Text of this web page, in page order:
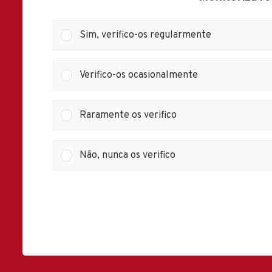
Sim, verifico-os regularmente
Verifico-os ocasionalmente
Raramente os verifico
Não, nunca os verifico